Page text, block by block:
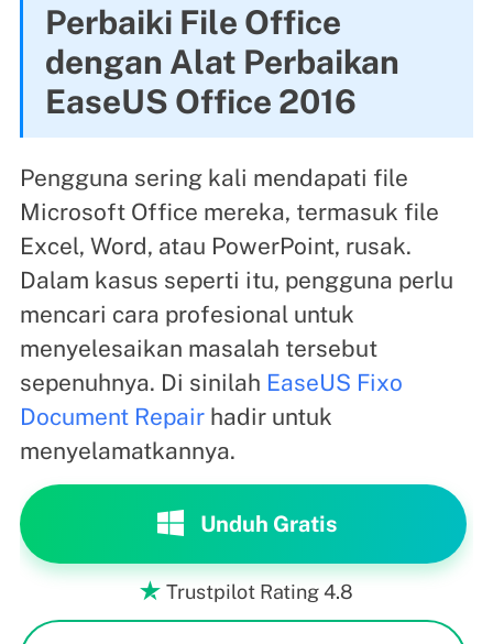
Perbaiki File Office
dengan Alat Perbaikan
EaseUS Office 2016
Pengguna sering kali mendapati file
Microsoft Office mereka, termasuk file
Excel, Word, atau PowerPoint, rusak.
Dalam kasus seperti itu, pengguna perlu
mencari cara profesional untuk
menyelesaikan masalah tersebut
sepenuhnya. Di sinilah EaseUS Fixo
Document Repairhadir untuk
menyelamatkannya.
Unduh Gratis
 Trustpilot Rating 4.8